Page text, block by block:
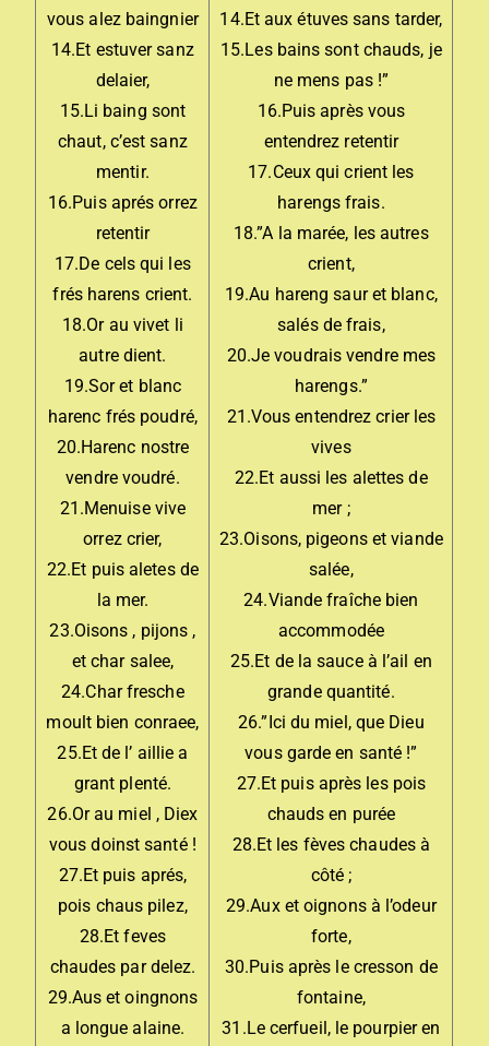
vous alez baingnier
14.Et estuver sanz
delaier,
15.Li baing sont
chaut, c’est sanz
mentir.
16.Puis aprés orrez
retentir
17.De cels qui les
frés harens crient.
18.Or au vivet li
autre dient.
19.Sor et blanc
harenc frés poudré,
20.Harenc nostre
vendre voudré.
21.Menuise vive
orrez crier,
22.Et puis aletes de
la mer.
23.Oisons , pijons ,
et char salee,
24.Char fresche
moult bien conraee,
25.Et de l’ aillie a
grant plenté.
26.Or au miel , Diex
vous doinst santé !
27.Et puis aprés,
pois chaus pilez,
28.Et feves
chaudes par delez.
29.Aus et oingnons
a longue alaine.
14.Et aux étuves sans tarder,
15.Les bains sont chauds, je
ne mens pas !”
16.Puis après vous
entendrez retentir
17.Ceux qui crient les
harengs frais.
18.”A la marée, les autres
crient,
19.Au hareng saur et blanc,
salés de frais,
20.Je voudrais vendre mes
harengs.”
21.Vous entendrez crier les
vives
22.Et aussi les alettes de
mer ;
23.Oisons, pigeons et viande
salée,
24.Viande fraîche bien
accommodée
25.Et de la sauce à l’ail en
grande quantité.
26.”Ici du miel, que Dieu
vous garde en santé !”
27.Et puis après les pois
chauds en purée
28.Et les fèves chaudes à
côté ;
29.Aux et oignons à l’odeur
forte,
30.Puis après le cresson de
fontaine,
31.Le cerfueil, le pourpier en